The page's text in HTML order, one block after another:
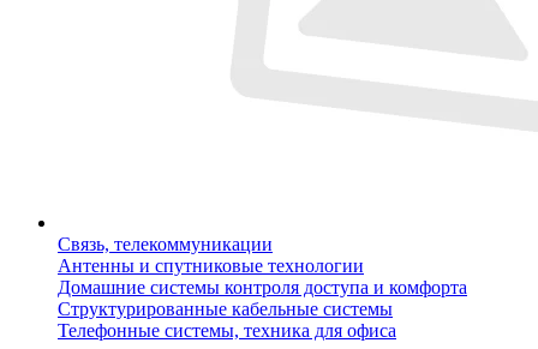
Связь, телекоммуникации
Антенны и спутниковые технологии
Домашние системы контроля доступа и комфорта
Структурированные кабельные системы
Телефонные системы, техника для офиса